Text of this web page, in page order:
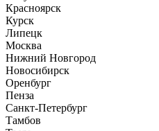
Красноярск
Курск
Липецк
Москва
Нижний Новгород
Новосибирск
Оренбург
Пенза
Санкт-Петербург
Тамбов